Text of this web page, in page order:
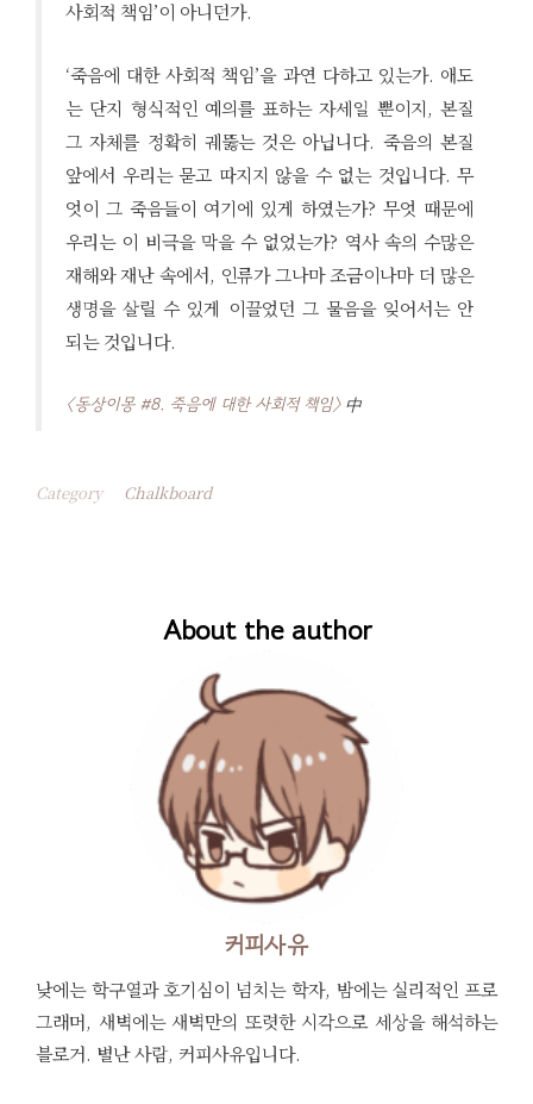
사회적 책임’이 아니던가.
‘죽음에 대한 사회적 책임’을 과연 다하고 있는가. 애도
는 단지 형식적인 예의를 표하는 자세일 뿐이지, 본질
그 자체를 정확히 궤뚫는 것은 아닙니다. 죽음의 본질
앞에서 우리는 묻고 따지지 않을 수 없는 것입니다. 무
엇이 그 죽음들이 여기에 있게 하였는가? 무엇 때문에
우리는 이 비극을 막을 수 없었는가? 역사 속의 수많은
재해와 재난 속에서, 인류가 그나마 조금이나마 더 많은
생명을 살릴 수 있게 이끌었던 그 물음을 잊어서는 안
되는 것입니다.
〈동상이몽 #8. 죽음에 대한 사회적 책임〉中
Category Chalkboard
About the author
커피사유
낮에는 학구열과 호기심이 넘치는 학자, 밤에는 실리적인 프로
그래머, 새벽에는 새벽만의 또렷한 시각으로 세상을 해석하는
블로거. 별난 사람, 커피사유입니다.